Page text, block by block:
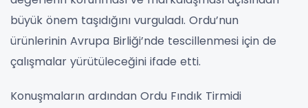
büyük önem taşıdığını vurguladı. Ordu’nun
ürünlerinin Avrupa Birliği’nde tescillenmesi için de
çalışmalar yürütüleceğini ifade etti.
Konuşmaların ardından Ordu Fındık Tirmidi